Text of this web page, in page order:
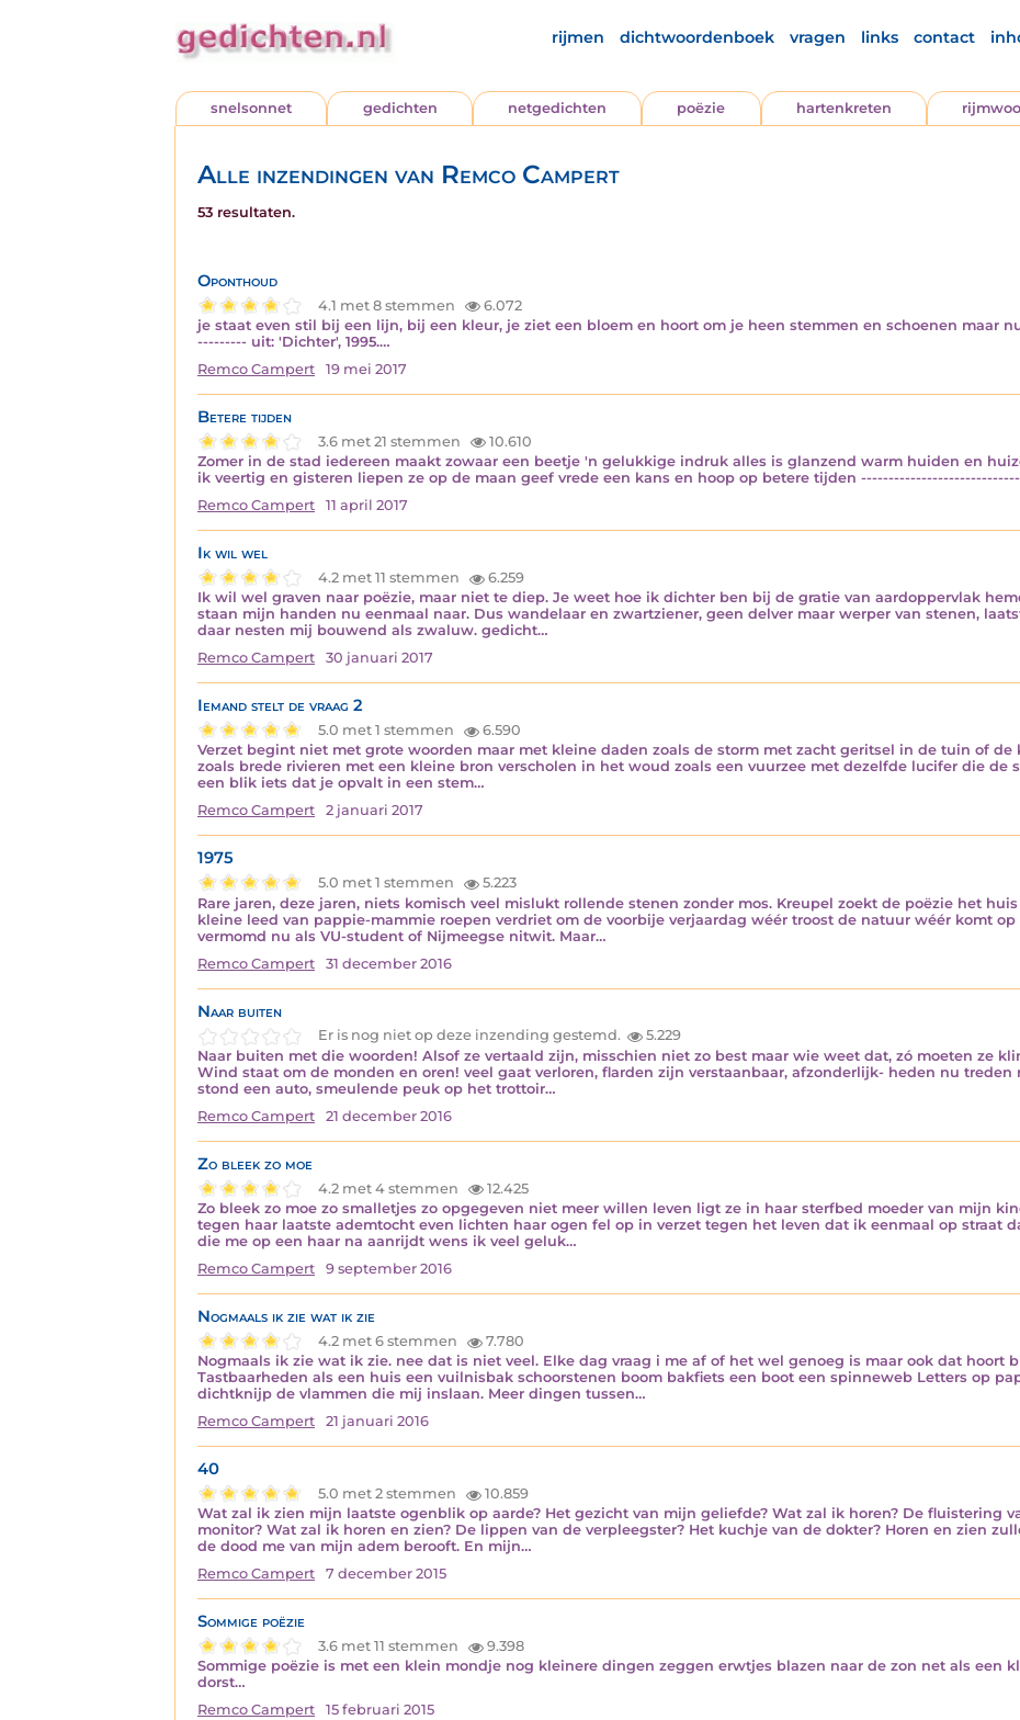
rijmen dichtwoordenboek vragen links contact
snelsonnet gedichten netgedichten poëzie hartenkreten
Alle inzendingen van Remco Campert
53 resultaten.
Oponthoud
4.1 met 8 stemmen
6.072
je staat even stil bij een lijn, bij een kleur, je ziet een bloem en hoort om je heen stemmen en schoenen maar
--------- uit: 'Dichter', 1995.…
Remco Campert
19 mei 2017
Betere tijden
3.6 met 21 stemmen
10.610
Zomer in de stad iedereen maakt zowaar een beetje 'n gelukkige indruk alles is glanzend warm huiden en
ik veertig en gisteren liepen ze op de maan geef vrede een kans en hoop op betere tijden
Remco Campert
11 april 2017
Ik wil wel
4.2 met 11 stemmen
6.259
Ik wil wel graven naar poëzie, maar niet te diep. Je weet hoe ik dichter ben bij de gratie van aardoppervlak
staan mijn handen nu eenmaal naar. Dus wandelaar en zwartziener, geen delver maar werper van stenen,
daar nesten mij bouwend als zwaluw. gedicht…
Remco Campert
30 januari 2017
Iemand stelt de vraag 2
5.0 met 1 stemmen
6.590
Verzet begint niet met grote woorden maar met kleine daden zoals de storm met zacht geritsel in de tuin of
zoals brede rivieren met een kleine bron verscholen in het woud zoals een vuurzee met dezelfde lucifer die de
een blik iets dat je opvalt in een stem…
Remco Campert
2 januari 2017
1975
5.0 met 1 stemmen
5.223
Rare jaren, deze jaren, niets komisch veel mislukt rollende stenen zonder mos. Kreupel zoekt de poëzie het
kleine leed van pappie-mammie roepen verdriet om de voorbije verjaardag wéér troost de natuur wéér komt
vermomd nu als VU-student of Nijmeegse nitwit. Maar…
Remco Campert
31 december 2016
Naar buiten
Er is nog niet op deze inzending gestemd.
5.229
Naar buiten met die woorden! Alsof ze vertaald zijn, misschien niet zo best maar wie weet dat, zó moeten ze
Wind staat om de monden en oren! veel gaat verloren, flarden zijn verstaanbaar, afzonderlijk- heden nu treden
stond een auto, smeulende peuk op het trottoir…
Remco Campert
21 december 2016
Zo bleek zo moe
4.2 met 4 stemmen
12.425
Zo bleek zo moe zo smalletjes zo opgegeven niet meer willen leven ligt ze in haar sterfbed moeder van mijn
tegen haar laatste ademtocht even lichten haar ogen fel op in verzet tegen het leven dat ik eenmaal op straat
die me op een haar na aanrijdt wens ik veel geluk…
Remco Campert
9 september 2016
Nogmaals ik zie wat ik zie
4.2 met 6 stemmen
7.780
Nogmaals ik zie wat ik zie. nee dat is niet veel. Elke dag vraag i me af of het wel genoeg is maar ook dat hoort
Tastbaarheden als een huis een vuilnisbak schoorstenen boom bakfiets een boot een spinneweb Letters op
dichtknijp de vlammen die mij inslaan. Meer dingen tussen…
Remco Campert
21 januari 2016
40
5.0 met 2 stemmen
10.859
Wat zal ik zien mijn laatste ogenblik op aarde? Het gezicht van mijn geliefde? Wat zal ik horen? De fluistering
monitor? Wat zal ik horen en zien? De lippen van de verpleegster? Het kuchje van de dokter? Horen en zien
de dood me van mijn adem berooft. En mijn…
Remco Campert
7 december 2015
Sommige poëzie
3.6 met 11 stemmen
9.398
Sommige poëzie is met een klein mondje nog kleinere dingen zeggen erwtjes blazen naar de zon net als een
dorst…
Remco Campert
15 februari 2015